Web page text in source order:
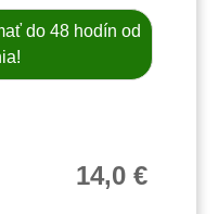
do 48 hodín od
14,0 €